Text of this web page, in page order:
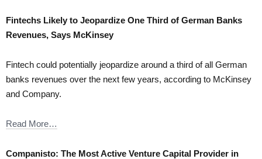
Fintechs Likely to Jeopardize One Third of German Banks
Revenues, Says McKinsey
Fintech could potentially jeopardize around a third of all German
banks revenues over the next few years, according to McKinsey
and Company.
Read More…
Companisto: The Most Active Venture Capital Provider in